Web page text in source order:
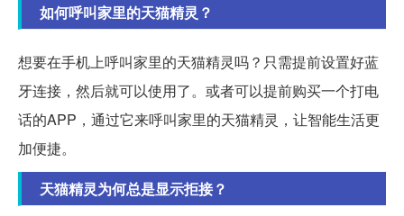
如何呼叫家里的天猫精灵？
想要在手机上呼叫家里的天猫精灵吗？只需提前设置好蓝
牙连接，然后就可以使用了。或者可以提前购买一个打电
话的APP，通过它来呼叫家里的天猫精灵，让智能生活更
加便捷。
天猫精灵为何总是显示拒接？